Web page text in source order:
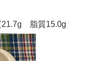
21.7g 脂質15.0g